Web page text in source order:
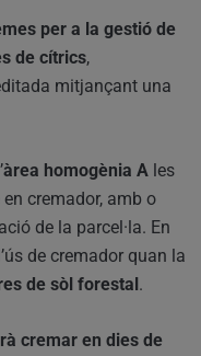
per a la gestió de
de cítrics,
mitjançant una
àrea homogènia A les
cremador, amb o
de la parcel·la. En
de cremador quan la
de sòl forestal.
cremar en dies de